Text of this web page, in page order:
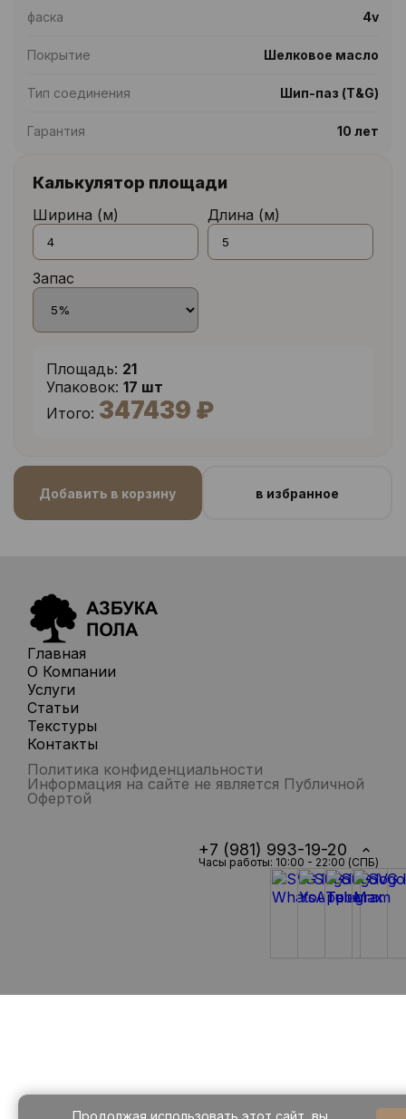
фаска 4v
Покрытие Шелковое масло
Тип соединения Шип-паз (T&G)
Гарантия 10 лет
Калькулятор площади
Ширина (м) Длина (м)
Запас
Площадь: 21
Упаковок: 17 шт
Итого: 347439 ₽
Добавить в корзину в избранное
Главная
О Компании
Услуги
Статьи
Текстуры
Контакты
Политика конфиденциальности
Информация на сайте не является Публичной
Офертой
+7 (981) 993-19-20
Часы работы: 10:00 - 22:00 (СПБ)
Продолжая использовать этот сайт, вы